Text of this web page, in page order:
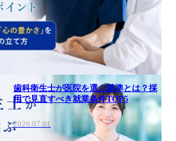
歯科衛生士が医院を選ぶ基準とは？採
用で見直すべき就業条件TOP5
2026.07.01